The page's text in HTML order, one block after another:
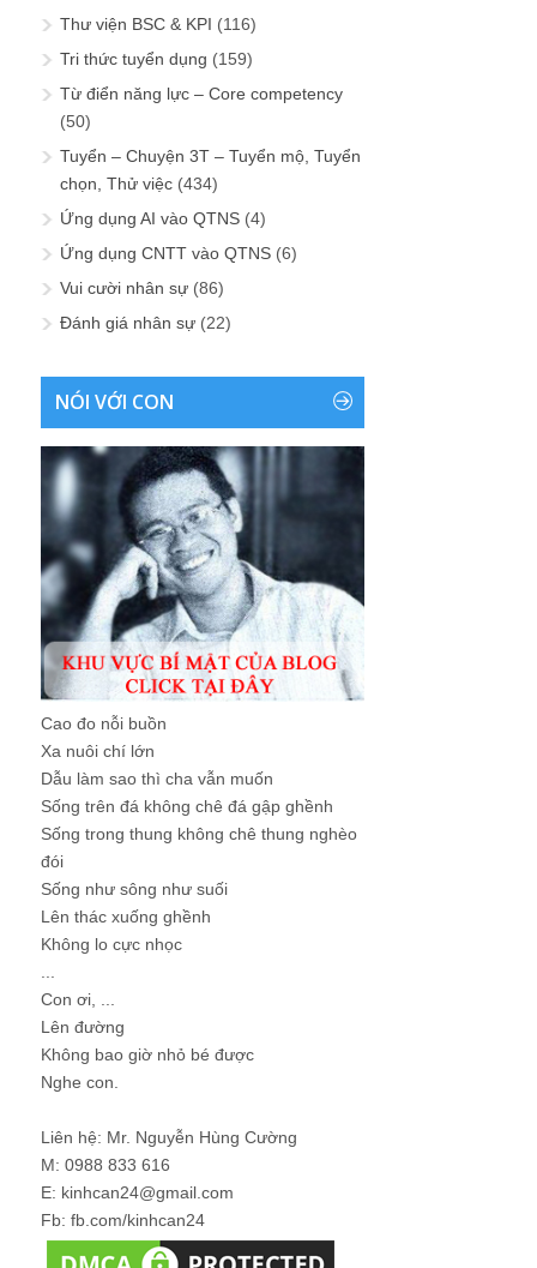
Thư viện BSC & KPI (116)
Tri thức tuyển dụng (159)
Từ điển năng lực – Core competency
(50)
Tuyển – Chuyện 3T – Tuyển mộ, Tuyển
chọn, Thử việc (434)
Ứng dụng AI vào QTNS (4)
Ứng dụng CNTT vào QTNS (6)
Vui cười nhân sự (86)
Đánh giá nhân sự (22)
NÓI VỚI CON
Cao đo nỗi buồn
Xa nuôi chí lớn
Dẫu làm sao thì cha vẫn muốn
Sống trên đá không chê đá gập ghềnh
Sống trong thung không chê thung nghèo
đói
Sống như sông như suối
Lên thác xuống ghềnh
Không lo cực nhọc
Con ơi, ...
Lên đường
Không bao giờ nhỏ bé được
Nghe con.
Liên hệ: Mr. Nguyễn Hùng Cường
M: 0988 833 616
E: kinhcan24@gmail.com
Fb: fb.com/kinhcan24